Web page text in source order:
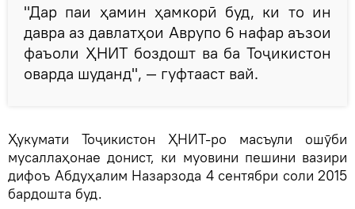
"Дар паи ҳамин ҳамкорӣ буд, ки то ин
давра аз давлатҳои Аврупо 6 нафар аъзои
фаъоли ҲНИТ боздошт ва ба Тоҷикистон
оварда шуданд", — гуфтааст вай.
Ҳукумати Тоҷикистон ҲНИТ-ро масъули ошӯби
мусаллаҳонае донист, ки муовини пешини вазири
дифоъ Абдуҳалим Назарзода 4 сентябри соли 2015
бардошта буд.